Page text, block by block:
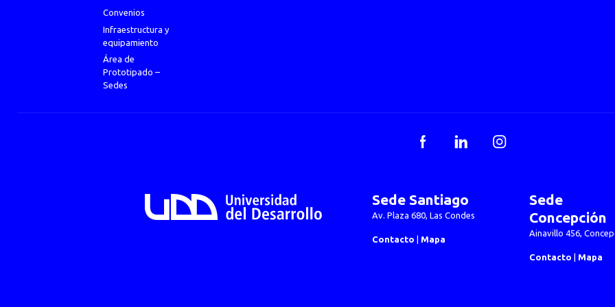
Convenios
Infraestructura y
equipamiento
Área de
Prototipado –
Sedes
FacebookLinkedInInstagram
Sede Santiago
Av. Plaza 680, Las Condes
Contacto Mapa
Sede
Concepción
Ainavillo 456,
Contacto Mapa